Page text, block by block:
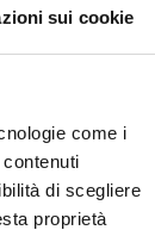
sui cookie
come i
di scegliere
proprietà